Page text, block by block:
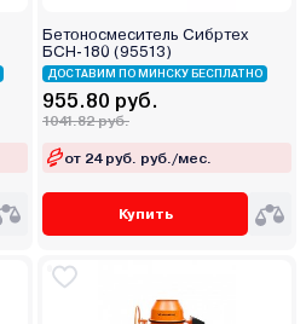
Бетоносмеситель Сибртех
БСН-180 (95513)
ДОСТАВИМ ПО МИНСКУ БЕСПЛАТНО
955.80 руб.
1041.82 руб.
от 24 руб. руб./мес.
Купить